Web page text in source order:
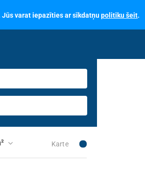
varat iepazīties ar sīkdatņupolitiku šeit.
Karte